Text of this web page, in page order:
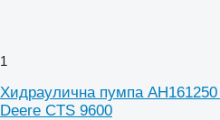
1
Хидраулична пумпа
Deere CTS 9600